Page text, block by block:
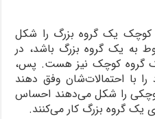
کوچک یک گروه بزرگ را شکل
به یک گروه بزرگ باشد، در
گروه کوچک نیز هست. پس،
با احتمالات‌شان وفق دهند
را شکل می‌دهند احساس
یک گروه بزرگ کار می‌کنند.